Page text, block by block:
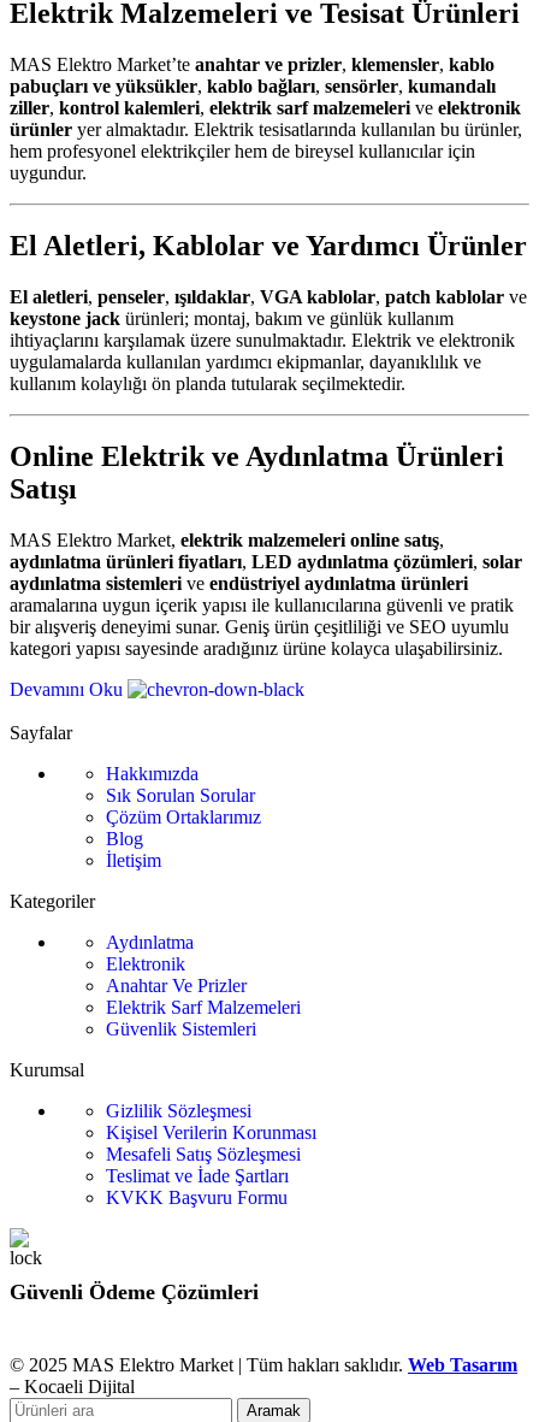
Elektrik Malzemeleri ve Tesisat Ürünleri
MAS Elektro Market’te anahtar ve prizler, klemensler, kablo
pabuçları ve yüksükler, kablo bağları, sensörler, kumandalı
ziller, kontrol kalemleri, elektrik sarf malzemeleri ve elektronik
ürünler yer almaktadır. Elektrik tesisatlarında kullanılan bu ürünler,
hem profesyonel elektrikçiler hem de bireysel kullanıcılar için
uygundur.
El Aletleri, Kablolar ve Yardımcı Ürünler
El aletleri, penseler, ışıldaklar, VGA kablolar, patch kablolar ve
keystone jack ürünleri; montaj, bakım ve günlük kullanım
ihtiyaçlarını karşılamak üzere sunulmaktadır. Elektrik ve elektronik
uygulamalarda kullanılan yardımcı ekipmanlar, dayanıklılık ve
kullanım kolaylığı ön planda tutularak seçilmektedir.
Online Elektrik ve Aydınlatma Ürünleri
Satışı
MAS Elektro Market, elektrik malzemeleri online satış,
aydınlatma ürünleri fiyatları, LED aydınlatma çözümleri, solar
aydınlatma sistemleri ve endüstriyel aydınlatma ürünleri
aramalarına uygun içerik yapısı ile kullanıcılarına güvenli ve pratik
bir alışveriş deneyimi sunar. Geniş ürün çeşitliliği ve SEO uyumlu
kategori yapısı sayesinde aradığınız ürüne kolayca ulaşabilirsiniz.
Devamını Oku
Sayfalar
Hakkımızda
Sık Sorulan Sorular
Çözüm Ortaklarımız
Blog
İletişim
Kategoriler
Aydınlatma
Elektronik
Anahtar Ve Prizler
Elektrik Sarf Malzemeleri
Güvenlik Sistemleri
Kurumsal
Gizlilik Sözleşmesi
Kişisel Verilerin Korunması
Mesafeli Satış Sözleşmesi
Teslimat ve İade Şartları
KVKK Başvuru Formu
Güvenli Ödeme Çözümleri
© 2025 MAS Elektro Market | Tüm hakları saklıdır. Web Tasarım
– Kocaeli Dijital
Aramak